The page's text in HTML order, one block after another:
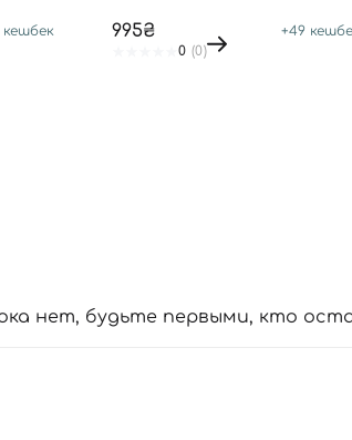
кешбек
995₴ +49
0 (0)
нет, будьте первыми, кто